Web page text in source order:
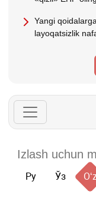
Yangi
layoqatsizlik
Ру Ўз